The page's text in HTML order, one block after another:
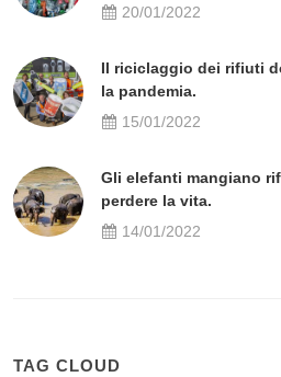
20/01/2022
Il riciclaggio dei rifiuti
la pandemia.
15/01/2022
Gli elefanti mangiano
perdere la vita.
14/01/2022
TAG CLOUD